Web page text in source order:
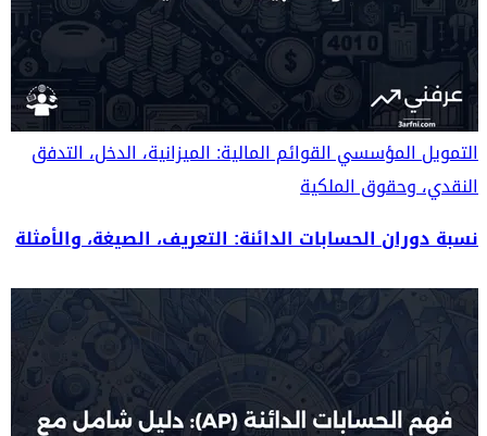
التمويل المؤسسيالقوائم المالية: الميزانية، الدخل، التدفق
النقدي، وحقوق الملكية
نسبة دوران الحسابات الدائنة: التعريف، الصيغة، والأمثلة